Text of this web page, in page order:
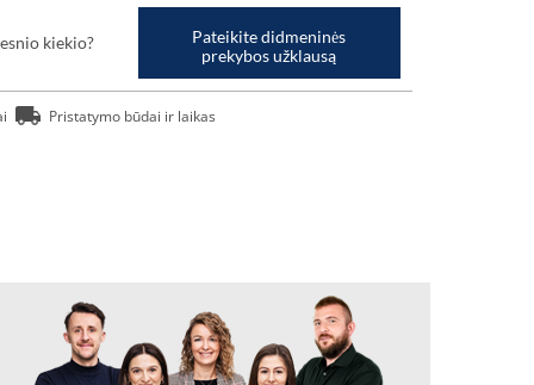
kiekio?
Pateikite didmeninės
prekybos užklausą
Pristatymo būdai ir laikas